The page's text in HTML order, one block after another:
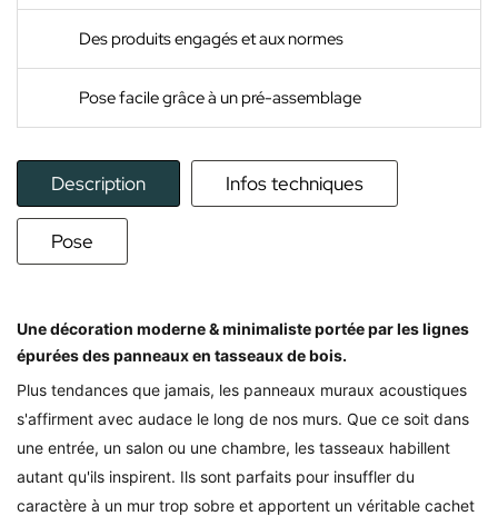
Des produits engagés et aux normes
Pose facile grâce à un pré-assemblage
Description Infos techniques
Pose
Une décoration moderne & minimaliste portée par les lignes
épurées des panneaux en tasseaux de bois.
Plus tendances que jamais, les panneaux muraux acoustiques
s'affirment avec audace le long de nos murs. Que ce soit dans
une entrée, un salon ou une chambre, les tasseaux habillent
autant qu'ils inspirent. Ils sont parfaits pour insuffler du
caractère à un mur trop sobre et apportent un véritable cachet